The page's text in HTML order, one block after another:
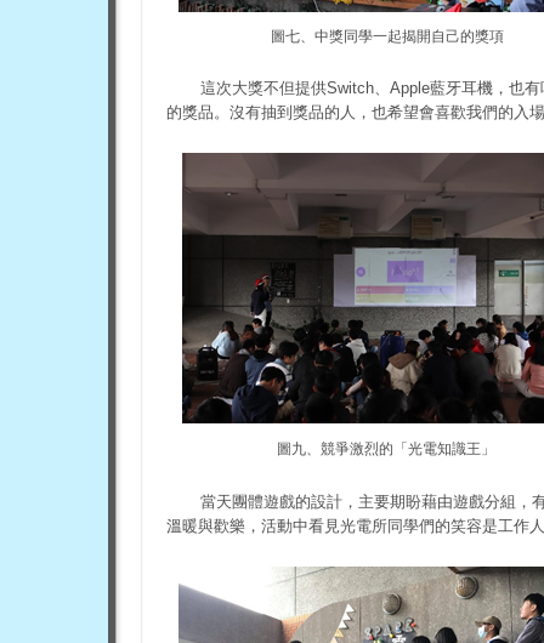
圖七、中獎同學一起揭開自己的獎項
這次大獎不但提供Switch、Apple藍牙耳機，也
的獎品。沒有抽到獎品的人，也希望會喜歡我們的入
圖九、競爭激烈的「光電知識王」
當天團體遊戲的設計，主要期盼藉由遊戲分組，
溫暖與歡樂，活動中看見光電所同學們的笑容是工作